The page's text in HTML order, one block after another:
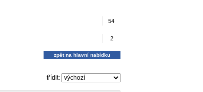
54
2
zpět na hlavní nabídku
třídit: